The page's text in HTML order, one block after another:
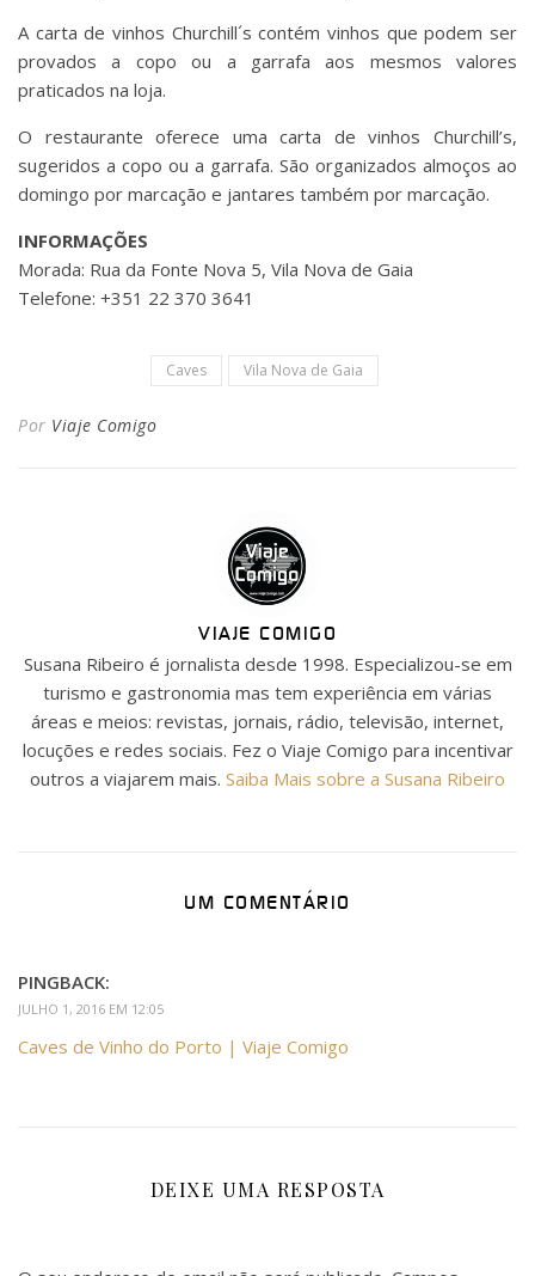
A carta de vinhos Churchill´s contém vinhos que podem ser
provados a copo ou a garrafa aos mesmos valores
praticados na loja.
O restaurante oferece uma carta de vinhos Churchill’s,
sugeridos a copo ou a garrafa. São organizados almoços ao
domingo por marcação e jantares também por marcação.
INFORMAÇÕES
Morada: Rua da Fonte Nova 5, Vila Nova de Gaia
Telefone: +351 22 370 3641
Caves Vila Nova de Gaia
Por Viaje Comigo
VIAJE COMIGO
Susana Ribeiro é jornalista desde 1998. Especializou-se em
turismo e gastronomia mas tem experiência em várias
áreas e meios: revistas, jornais, rádio, televisão, internet,
locuções e redes sociais. Fez o Viaje Comigo para incentivar
outros a viajarem mais. Saiba Mais sobre a Susana Ribeiro
UM COMENTÁRIO
PINGBACK:
JULHO 1, 2016 EM 12:05
Caves de Vinho do Porto | Viaje Comigo
DEIXE UMA RESPOSTA